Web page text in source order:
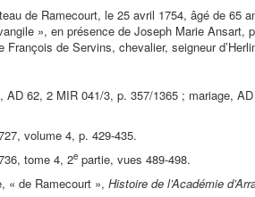
de Ramecourt, le 25 avril 1754, âgé de 65
», en présence de Joseph Marie
François de Servins, chevalier, seigneur
62, 2 MIR 041/3, p. 357/1365 ; mariage,
volume 4, p. 429-435.
tome 4, 2e partie, vues 489-498.
« de Ramecourt », Histoire de l’Académie